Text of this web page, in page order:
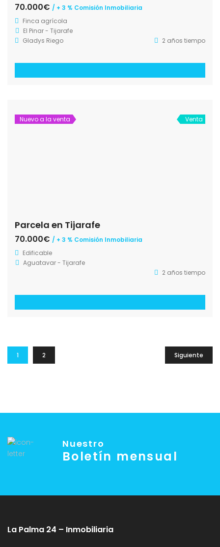
70.000€ / + 3 % Comisión Inmobiliaria
Finca agrícola
El Pinar - Tijarafe
Gladys Riego
2 años tiempo
Nuevo a la venta Venta
Parcela en Tijarafe
70.000€ / + 3 % Comisión Inmobiliaria
Edificable
Aguatavar - Tijarafe
2 años tiempo
1 2 Siguiente
Nuestro
Boletín mensual
La Palma 24 – Inmobiliaria